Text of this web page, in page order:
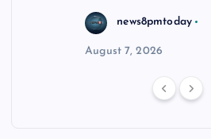
news8pmtoday
August 7, 2026